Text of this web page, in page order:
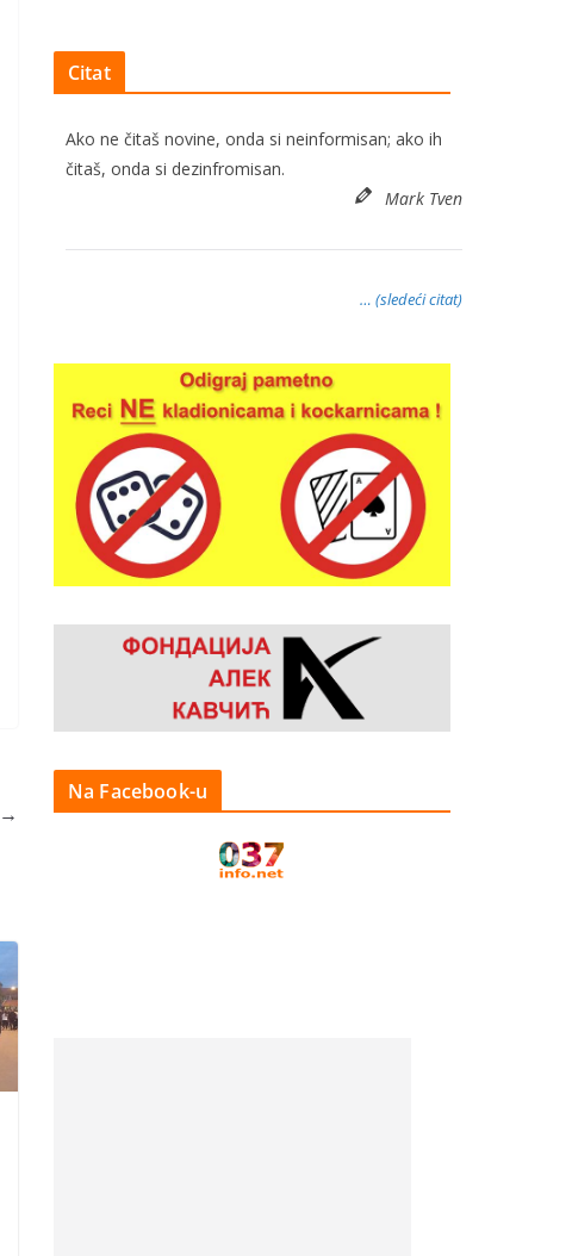
→
Citat
Ako ne čitaš novine, onda si neinformisan; ako ih
čitaš, onda si dezinfromisan.
Mark Tven
… (sledeći citat)
Na Facebook-u